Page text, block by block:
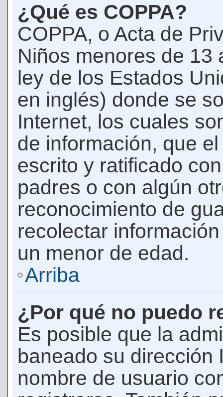
¿Qué es COPPA?
COPPA, o Acta de
Niños menores de 13
ley de los Estados
en inglés) donde se
Internet, los cuales
de información, que
escrito y ratificado
padres o con algún
reconocimiento de
recolectar
un menor de edad.
Arriba
¿Por qué no puedo
Es posible que la
baneado su dirección
nombre de usuario